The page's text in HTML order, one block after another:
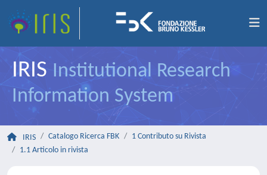
IRIS Institutional Research
Information System
IRIS Catalogo Ricerca FBK
1 Contributo su Rivista
1.1 Articolo in rivista